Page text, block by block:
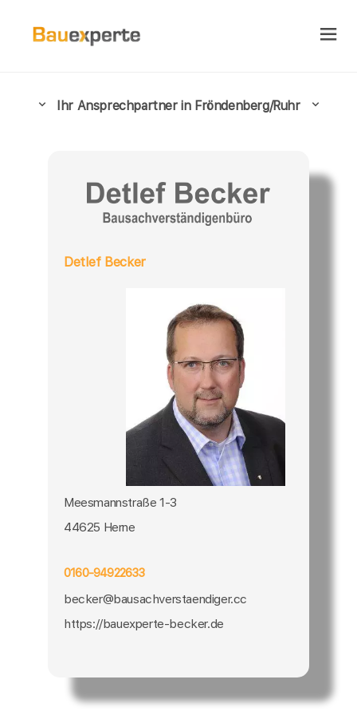
Ihr Ansprechpartner in Fröndenberg/Ruhr
Detlef Becker
Meesmannstraße 1-3
44625 Herne
0160-94922633
becker@bausachverstaendiger.cc
https://bauexperte-becker.de